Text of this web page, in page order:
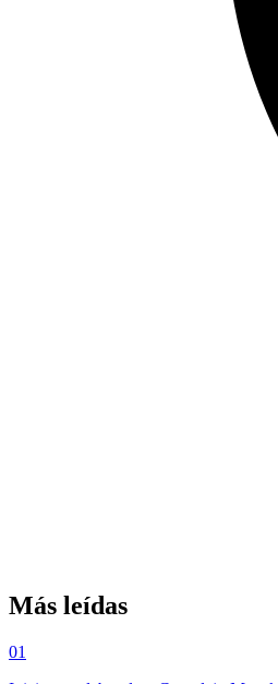
Más leídas
01